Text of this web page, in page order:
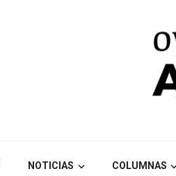
NOTICIAS COLUMNAS